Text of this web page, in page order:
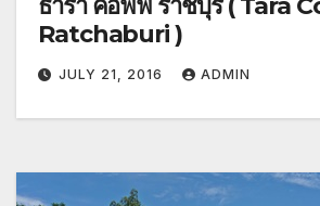
ธารา คอฟฟี่ ราชบุรี ( Tara Coffee
Ratchaburi )
JULY 21, 2016 ADMIN